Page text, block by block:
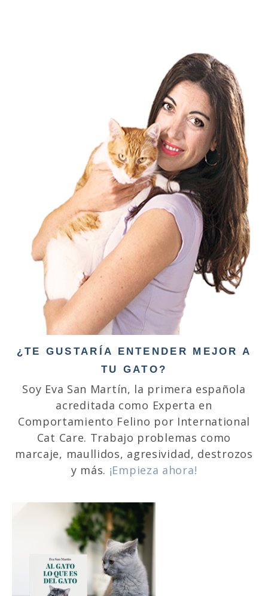
¿TE GUSTARÍA ENTENDER MEJOR A
TU GATO?
Soy Eva San Martín, la primera española
acreditada como Experta en
Comportamiento Felino por International
Cat Care. Trabajo problemas como
marcaje, maullidos, agresividad, destrozos
y más. ¡Empieza ahora!